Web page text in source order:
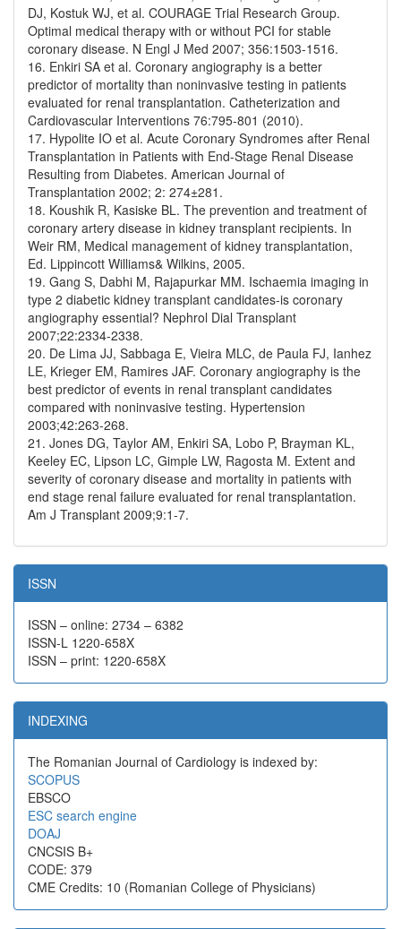
DJ, Kostuk WJ, et al. COURAGE Trial Research Group.
Optimal medical therapy with or without PCI for stable
coronary disease. N Engl J Med 2007; 356:1503-1516.
16. Enkiri SA et al. Coronary angiography is a better
predictor of mortality than noninvasive testing in patients
evaluated for renal transplantation. Catheterization and
Cardiovascular Interventions 76:795-801 (2010).
17. Hypolite IO et al. Acute Coronary Syndromes after Renal
Transplantation in Patients with End-Stage Renal Disease
Resulting from Diabetes. American Journal of
Transplantation 2002; 2: 274±281.
18. Koushik R, Kasiske BL. The prevention and treatment of
coronary artery disease in kidney transplant recipients. In
Weir RM, Medical management of kidney transplantation,
Ed. Lippincott Williams& Wilkins, 2005.
19. Gang S, Dabhi M, Rajapurkar MM. Ischaemia imaging in
type 2 diabetic kidney transplant candidates-is coronary
angiography essential? Nephrol Dial Transplant
2007;22:2334-2338.
20. De Lima JJ, Sabbaga E, Vieira MLC, de Paula FJ, Ianhez
LE, Krieger EM, Ramires JAF. Coronary angiography is the
best predictor of events in renal transplant candidates
compared with noninvasive testing. Hypertension
2003;42:263-268.
21. Jones DG, Taylor AM, Enkiri SA, Lobo P, Brayman KL,
Keeley EC, Lipson LC, Gimple LW, Ragosta M. Extent and
severity of coronary disease and mortality in patients with
end stage renal failure evaluated for renal transplantation.
Am J Transplant 2009;9:1-7.
ISSN
ISSN – online: 2734 – 6382
ISSN-L 1220-658X
ISSN – print: 1220-658X
INDEXING
The Romanian Journal of Cardiology is indexed by:
SCOPUS
EBSCO
ESC search engine
DOAJ
CNCSIS B+
CODE: 379
CME Credits: 10 (Romanian College of Physicians)